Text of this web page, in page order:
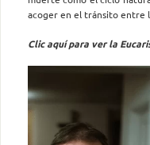
acoger en el tránsito entre
Clic aquí para ver la